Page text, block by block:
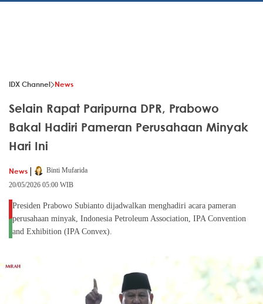
IDX Channel News
Selain Rapat Paripurna DPR, Prabowo
Bakal Hadiri Pameran Perusahaan Minyak
Hari Ini
News |
Binti Mufarida
20/05/2026 05:00 WIB
Presiden Prabowo Subianto dijadwalkan menghadiri acara pameran
perusahaan minyak, Indonesia Petroleum Association, IPA Convention
and Exhibition (IPA Convex).